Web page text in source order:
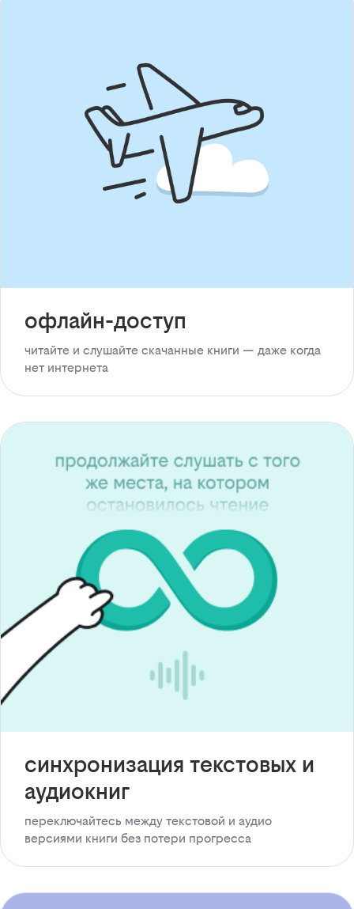
офлайн-доступ
читайте и слушайте скачанные книги — даже когда
нет интернета
синхронизация текстовых и
аудиокниг
переключайтесь между текстовой и аудио
версиями книги без потери прогресса